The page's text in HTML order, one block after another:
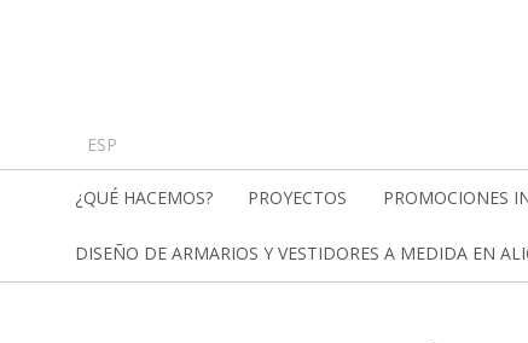
ESP
¿QUÉ HACEMOS? PROYECTOS PROMOCIONES
DISEÑO DE ARMARIOS Y VESTIDORES A MEDIDA EN